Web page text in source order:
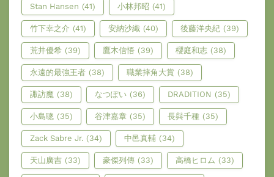
Stan Hansen (41) 小林邦昭 (41)
竹下幸之介 (41) 安納沙織 (40) 後藤洋央紀 (39)
荒井優希 (39) 鷹木信悟 (39) 櫻庭和志 (38)
永遠的最強王者 (38) 職業摔角大賞 (38)
諏訪魔 (38) なつぽい (36) DRADITION (35)
小島聰 (35) 谷津嘉章 (35) 長與千種 (35)
Zack Sabre Jr. (34) 中邑真輔 (34)
天山廣吉 (33) 豪傑列傳 (33) 高橋ヒロム (33)